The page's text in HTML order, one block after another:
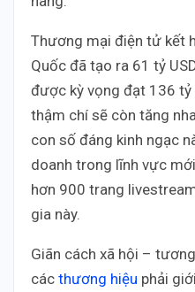
Thương mại điện tử kết
Quốc đã tạo ra 61 tỷ
được kỳ vọng đạt 136 tỷ
thậm chí sẽ còn tăng
con số đáng kinh ngạc
doanh trong lĩnh vực
hơn 900 trang
gia này.
Giãn cách xã hội –
các thương hiệu phải